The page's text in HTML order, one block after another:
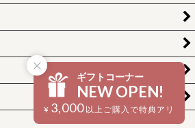
ギフトコーナー
NEW OPEN!
¥ 3,000 以上ご購入で特典アリ